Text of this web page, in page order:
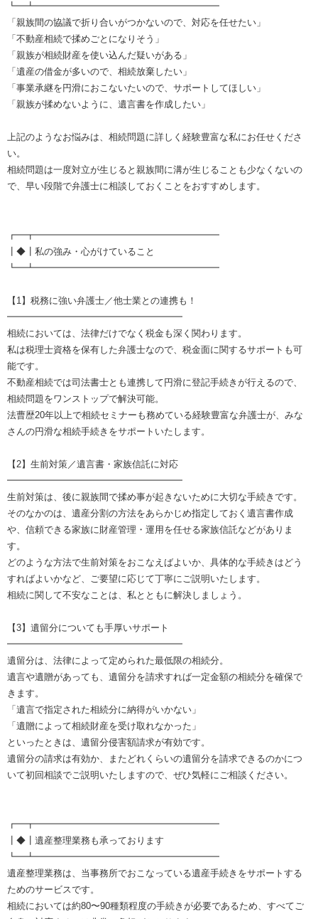
┗━┻━━━━━━━━━━━━━━━━━━━━
「親族間の協議で折り合いがつかないので、対応を任せたい」
「不動産相続で揉めごとになりそう」
「親族が相続財産を使い込んだ疑いがある」
「遺産の借金が多いので、相続放棄したい」
「事業承継を円滑におこないたいので、サポートしてほしい」
「親族が揉めないように、遺言書を作成したい」
上記のようなお悩みは、相続問題に詳しく経験豊富な私にお任せくださ
い。
相続問題は一度対立が生じると親族間に溝が生じることも少なくないの
で、早い段階で弁護士に相談しておくことをおすすめします。
┏━┳━━━━━━━━━━━━━━━━━━━━
┃◆┃私の強み・心がけていること
┗━┻━━━━━━━━━━━━━━━━━━━━
【1】税務に強い弁護士／他士業との連携も！
━━━━━━━━━━━━━━━━━━━
相続においては、法律だけでなく税金も深く関わります。
私は税理士資格を保有した弁護士なので、税金面に関するサポートも可
能です。
不動産相続では司法書士とも連携して円滑に登記手続きが行えるので、
相続問題をワンストップで解決可能。
法曹歴20年以上で相続セミナーも務めている経験豊富な弁護士が、みな
さんの円滑な相続手続きをサポートいたします。
【2】生前対策／遺言書・家族信託に対応
━━━━━━━━━━━━━━━━━━━
生前対策は、後に親族間で揉め事が起きないために大切な手続きです。
そのなかのは、遺産分割の方法をあらかじめ指定しておく遺言書作成
や、信頼できる家族に財産管理・運用を任せる家族信託などがありま
す。
どのような方法で生前対策をおこなえばよいか、具体的な手続きはどう
すればよいかなど、ご要望に応じて丁寧にご説明いたします。
相続に関して不安なことは、私とともに解決しましょう。
【3】遺留分についても手厚いサポート
━━━━━━━━━━━━━━━━━━━
遺留分は、法律によって定められた最低限の相続分。
遺言や遺贈があっても、遺留分を請求すれば一定金額の相続分を確保で
きます。
「遺言で指定された相続分に納得がいかない」
「遺贈によって相続財産を受け取れなかった」
といったときは、遺留分侵害額請求が有効です。
遺留分の請求は有効か、またどれくらいの遺留分を請求できるのかにつ
いて初回相談でご説明いたしますので、ぜひ気軽にご相談ください。
┏━┳━━━━━━━━━━━━━━━━━━━━
┃◆┃遺産整理業務も承っております
┗━┻━━━━━━━━━━━━━━━━━━━━
遺産整理業務は、当事務所でおこなっている遺産手続きをサポートする
ためのサービスです。
相続においては約80〜90種類程度の手続きが必要であるため、すべてご